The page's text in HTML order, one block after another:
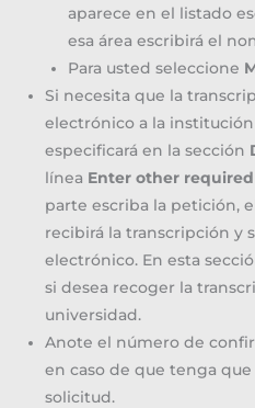
aparece en el listado
esa área escribirá el
Para usted seleccione
Si necesita que la
electrónico a la
especificará en la sección
línea Enter other
parte escriba la petición,
recibirá la transcripción y
electrónico. En esta
si desea recoger la
universidad.
Anote el número de
en caso de que tenga
solicitud.